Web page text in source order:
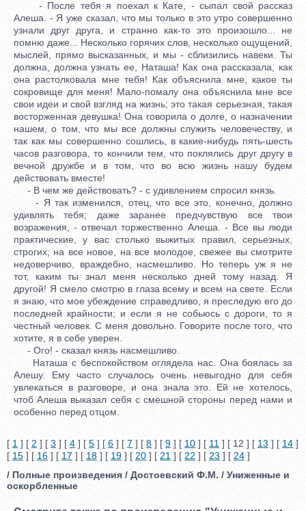
- После тебя я поехал к Кате, - сыпал свой рассказ
Алеша. - Я уже сказал, что мы только в это утро совершенно
узнали друг друга, и странно как-то это произошло... не
помню даже... Несколько горячих слов, несколько ощущений,
мыслей, прямо высказанных, и мы - сблизились навеки. Ты
должна, должна узнать ее, Наташа! Как она рассказала, как
она растолковала мне тебя! Как объяснила мне, какое ты
сокровище для меня! Мало-помалу она объяснила мне все
свои идеи и свой взгляд на жизнь; это такая серьезная, такая
восторженная девушка! Она говорила о долге, о назначении
нашем, о том, что мы все должны служить человечеству, и
так как мы совершенно сошлись, в какие-нибудь пять-шесть
часов разговора, то кончили тем, что поклялись друг другу в
вечной дружбе и в том, что во всю жизнь нашу будем
действовать вместе!
- В чем же действовать? - с удивлением спросил князь.
- Я так изменился, отец, что все это, конечно, должно
удивлять тебя; даже заранее предчувствую все твои
возражения, - отвечал торжественно Алеша. - Все вы люди
практические, у вас столько выжитых правил, серьезных,
строгих; на все новое, на все молодое, свежее вы смотрите
недоверчиво, враждебно, насмешливо. Но теперь уж я не
тот, каким ты знал меня несколько дней тому назад. Я
другой! Я смело смотрю в глаза всему и всем на свете. Если
я знаю, что мое убеждение справедливо, я преследую его до
последней крайности; и если я не собьюсь с дороги, то я
честный человек. С меня довольно. Говорите после того, что
хотите, я в себе уверен.
- Ого! - сказал князь насмешливо.
Наташа с беспокойством оглядела нас. Она боялась за
Алешу. Ему часто случалось очень невыгодно для себя
увлекаться в разговоре, и она знала это. Ей не хотелось,
чтоб Алеша выказал себя с смешной стороны перед нами и
особенно перед отцом.
[ 1 ] [ 2 ] [ 3 ] [ 4 ] [ 5 ] [ 6 ] [ 7 ] [ 8 ] [ 9 ] [ 10 ] [ 11 ] [ 12 ] [ 13 ] [ 14 ]
[ 15 ] [ 16 ] [ 17 ] [ 18 ] [ 19 ] [ 20 ] [ 21 ] [ 22 ] [ 23 ] [ 24 ]
/ Полные произведения / Достоевский Ф.М. / Униженные и
оскорбленные